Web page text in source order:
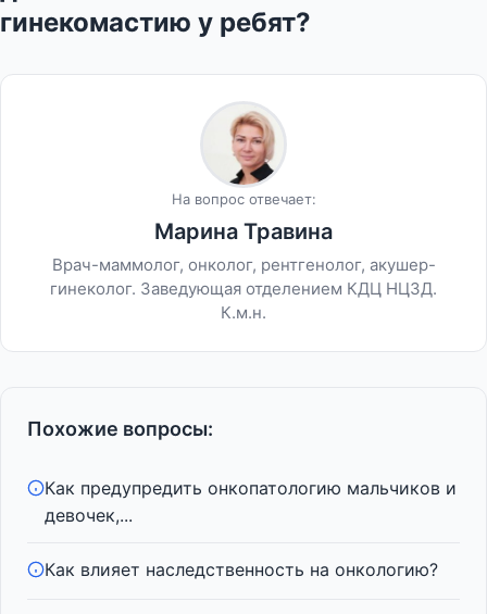
гинекомастию у ребят?
На вопрос отвечает:
Марина Травина
Врач-маммолог, онколог, рентгенолог, акушер-
гинеколог. Заведующая отделением КДЦ НЦЗД.
К.м.н.
Похожие вопросы:
Как предупредить онкопатологию мальчиков и
девочек,...
Как влияет наследственность на онкологию?